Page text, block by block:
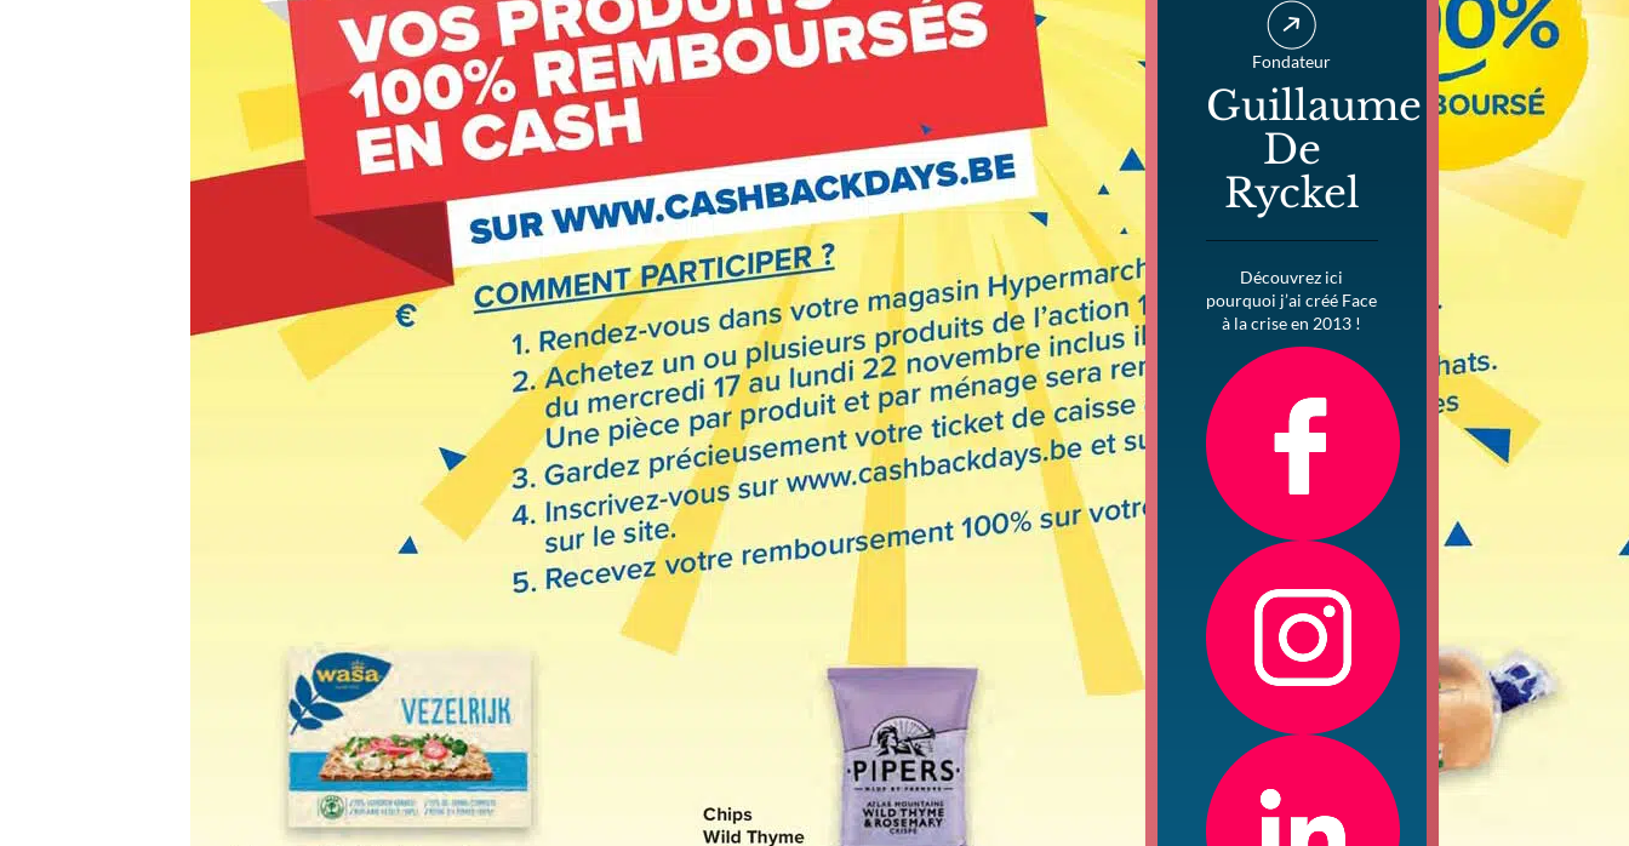
Fondateur
Guillaume
De
Ryckel
Découvrez ici
pourquoi j’ai créé Face
à la crise en 2013 !